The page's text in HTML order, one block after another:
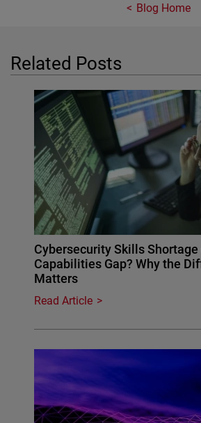
Blog Home
Related Posts
Cybersecurity Skills Shortage
Capabilities Gap? Why the
Matters
Read Article